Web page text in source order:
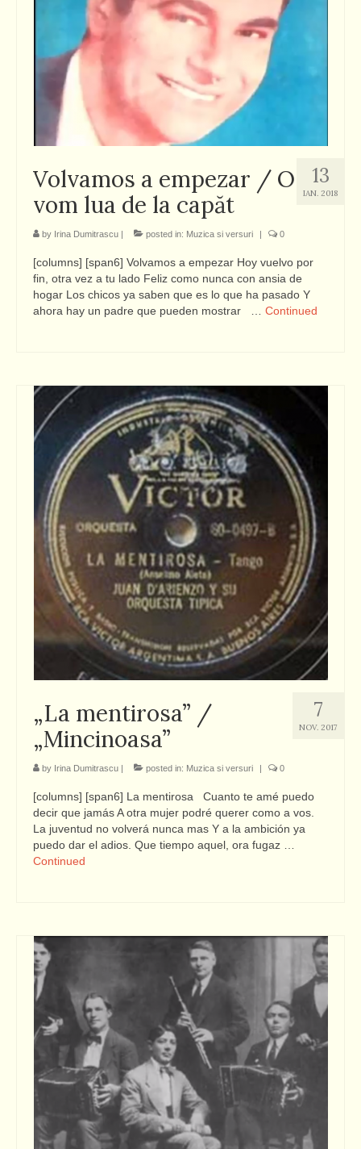
13
IAN. 2018
Volvamos a empezar / O
vom lua de la capăt
by Irina Dumitrascu | posted in: Muzica si versuri | 0
[columns] [span6] Volvamos a empezar Hoy vuelvo por
fin, otra vez a tu lado Feliz como nunca con ansia de
hogar Los chicos ya saben que es lo que ha pasado Y
ahora hay un padre que pueden mostrar … Continued
7
NOV. 2017
„La mentirosa” /
„Mincinoasa”
by Irina Dumitrascu | posted in: Muzica si versuri | 0
[columns] [span6] La mentirosa Cuanto te amé puedo
decir que jamás A otra mujer podré querer como a vos.
La juventud no volverá nunca mas Y a la ambición ya
puedo dar el adios. Que tiempo aquel, ora fugaz …
Continued